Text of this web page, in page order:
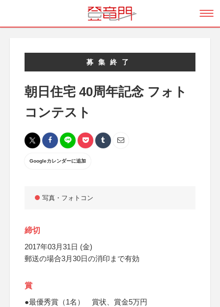
募集終了
朝日住宅 40周年記念 フォト
コンテスト
Googleカレンダーに追加
写真・フォトコン
締切
2017年03月31日 (金)
郵送の場合3月30日の消印まで有効
賞
●最優秀賞（1名） 賞状、賞金5万円